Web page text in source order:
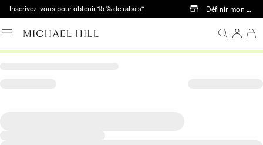
Passer au contenu principal
Inscrivez-vous pour obtenir 15 % de rabais† Définir mon